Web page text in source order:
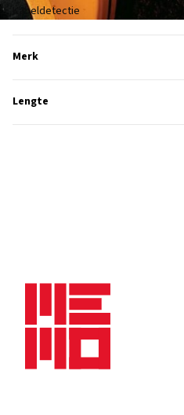
Kabeldetectie
Merk
Lengte